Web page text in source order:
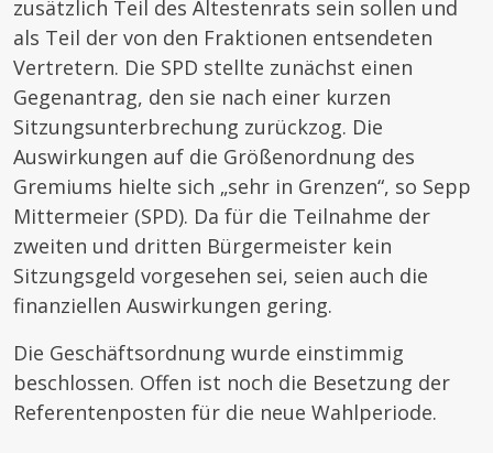
zusätzlich Teil des Ältestenrats sein sollen und
als Teil der von den Fraktionen entsendeten
Vertretern. Die SPD stellte zunächst einen
Gegenantrag, den sie nach einer kurzen
Sitzungsunterbrechung zurückzog. Die
Auswirkungen auf die Größenordnung des
Gremiums hielte sich „sehr in Grenzen“, so Sepp
Mittermeier (SPD). Da für die Teilnahme der
zweiten und dritten Bürgermeister kein
Sitzungsgeld vorgesehen sei, seien auch die
finanziellen Auswirkungen gering.
Die Geschäftsordnung wurde einstimmig
beschlossen. Offen ist noch die Besetzung der
Referentenposten für die neue Wahlperiode.